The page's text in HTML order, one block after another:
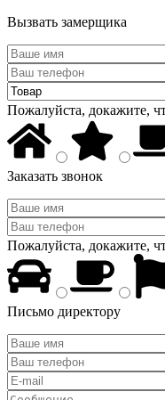
Вызвать замерщика
Пожалуйста, докажите,
Заказать звонок
Пожалуйста, докажите,
Письмо директору